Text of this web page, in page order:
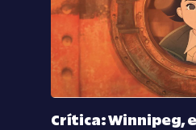
Crítica: Winnipeg,